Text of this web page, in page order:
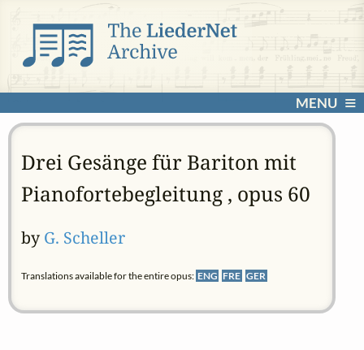
MENU
Drei Gesänge für Bariton mit
Pianofortebegleitung , opus 60
by G. Scheller
Translations available for the entire opus: ENG FRE GER